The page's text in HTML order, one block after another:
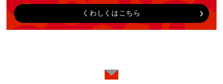
くわしくはこちら